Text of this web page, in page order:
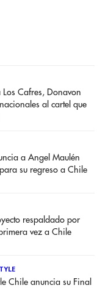
Cafres, Donavon
al cartel que
a Angel Maulén
su regreso a Chile
respaldado por
vez a Chile
Chile anuncia su Final